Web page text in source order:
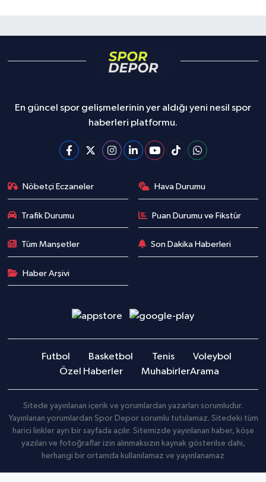
En güncel spor gelişmelerinin yer aldığı yeni nesil spor
haberleri platformu.
Nöbetçi Eczaneler Hava Durumu
Trafik Durumu Puan Durumu ve Fikstür
Tüm Manşetler Son Dakika Haberleri
Haber Arşivi
Futbol Basketbol Tenis
Voleybol
Özel Haberler
MuhabirlerArama
Sitede yayınlanan içerik ve yorumlardan yazarları sorumludur.
Yayınlanan yorumlardan Spor Depor sorumlu tutulamaz. Sitedeki tüm
harici linkler ayrı bir sayfada açılır. Sitemizde yayınlanan haber, köşe
yazıları ve fotoğraflar izin alınmaksızın kaynak gösterilse dahi,
herhangi bir ortamda kullanılamaz ve yayınlanamaz